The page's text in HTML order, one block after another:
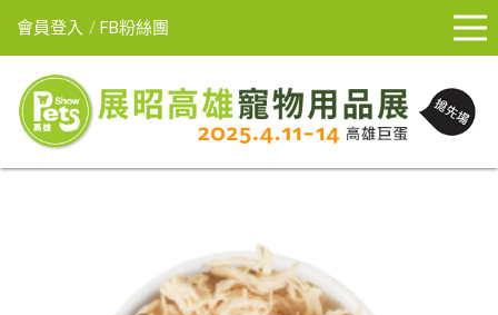
會員登入 FB粉絲團